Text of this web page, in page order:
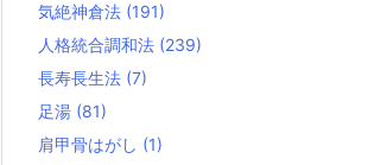
気絶神倉法 (191)
人格統合調和法 (239)
長寿長生法 (7)
足湯 (81)
肩甲骨はがし (1)